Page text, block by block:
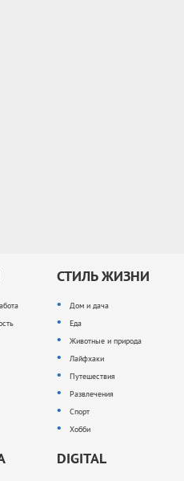
СТИЛЬ ЖИЗНИ
Дом и дача
Еда
Животные и природа
Лайфхаки
Путешествия
Развлечения
Спорт
Хобби
DIGITAL